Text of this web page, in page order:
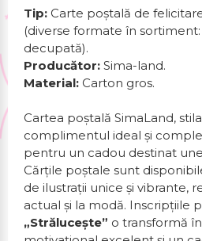
Tip: Carte poștală de
(diverse formate în
decupată).
Producător: Sima-land.
Material: Carton gros.
Cartea poștală SimaLand,
complimentul ideal și
pentru un cadou destinat
Cărțile poștale sunt
de ilustrații unice și vibrante,
actual și la modă. Inscripțiile
„Strălucește” o transformă